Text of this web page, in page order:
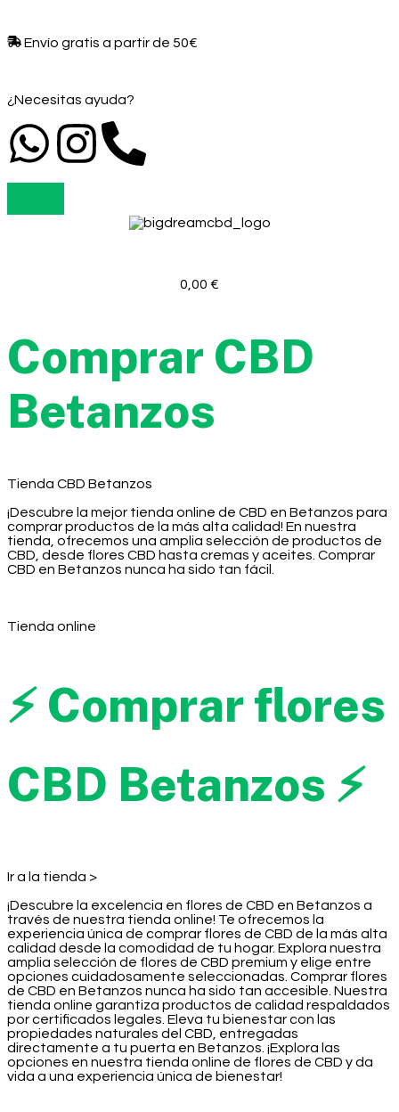
Envío gratis a partir de 50€​
¿Necesitas ayuda?
0,00 €
Comprar CBD
Betanzos
Tienda CBD Betanzos
¡Descubre la mejor tienda online de CBD en Betanzos para
comprar productos de la más alta calidad! En nuestra
tienda, ofrecemos una amplia selección de productos de
CBD, desde flores CBD hasta cremas y aceites. Comprar
CBD en Betanzos nunca ha sido tan fácil.
Tienda online
⚡ Comprar flores
CBD Betanzos ⚡
Ir a la tienda >
¡Descubre la excelencia en flores de CBD en Betanzos a
través de nuestra tienda online! Te ofrecemos la
experiencia única de comprar flores de CBD de la más alta
calidad desde la comodidad de tu hogar. Explora nuestra
amplia selección de flores de CBD premium y elige entre
opciones cuidadosamente seleccionadas. Comprar flores
de CBD en Betanzos nunca ha sido tan accesible. Nuestra
tienda online garantiza productos de calidad respaldados
por certificados legales. Eleva tu bienestar con las
propiedades naturales del CBD, entregadas
directamente a tu puerta en Betanzos. ¡Explora las
opciones en nuestra tienda online de flores de CBD y da
vida a una experiencia única de bienestar!